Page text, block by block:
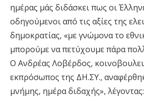
ημέρας μάς διδάσκει πως οι
οδηγούμενοι από τις αξίες της
δημοκρατίας, «με γνώμονα το
μπορούμε να πετύχουμε πάρα
Ο Ανδρέας Λοβέρδος,
εκπρόσωπος της ΔΗ.ΣΥ.,
μνήμης, ημέρα διδαχής»,